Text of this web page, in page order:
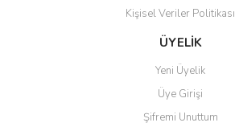
Kişisel Veriler Politikası
ÜYELİK
Yeni Üyelik
Üye Girişi
Şifremi Unuttum